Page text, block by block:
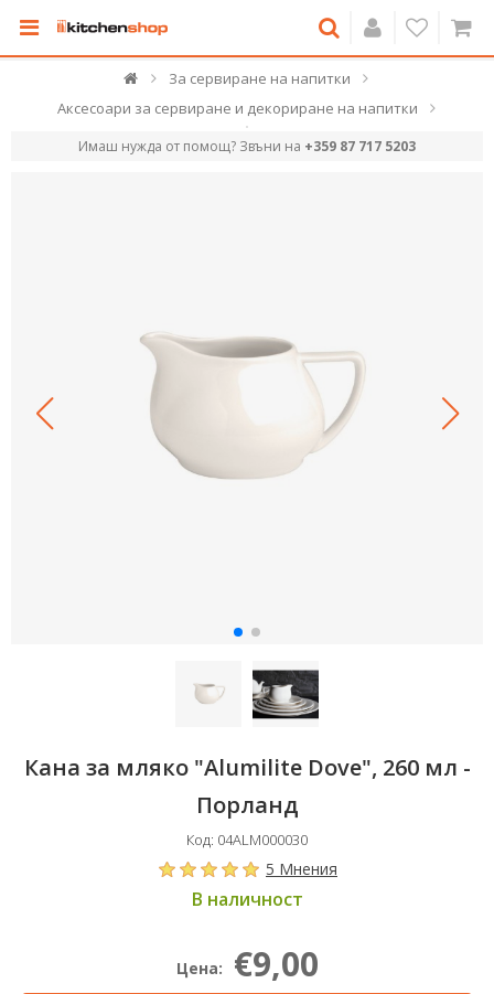
За сервиране на напитки
Аксесоари за сервиране и декориране на напитки
Имаш нужда от помощ? Звъни на +359 87 717 5203
Кана за мляко "Alumilite Dove", 260 мл -
Порланд
Код: 04ALM000030
5 Мнения
В наличност
Цена: €9,00